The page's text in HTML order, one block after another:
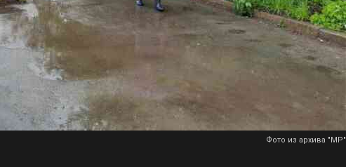
Фото из архива "МР"